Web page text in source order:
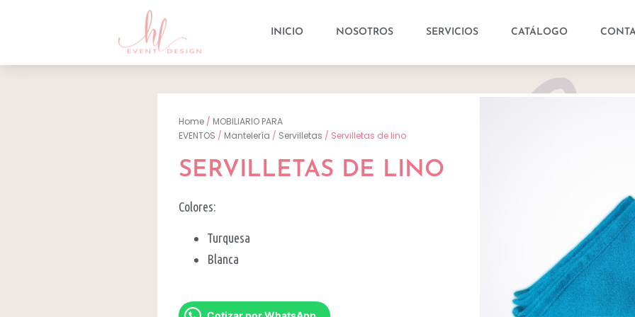
INICIO NOSOTROS SERVICIOS CATÁLOGO
Home / MOBILIARIO PARA
EVENTOS / Mantelería / Servilletas / Servilletas de lino
SERVILLETAS DE LINO
Colores:
Turquesa
Blanca